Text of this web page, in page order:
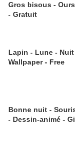
Gros bisous -
- Gratuit
Lapin - Lune -
Wallpaper - Free
Bonne nuit -
- Dessin-animé -